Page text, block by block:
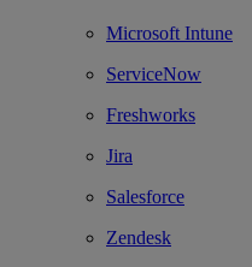
Microsoft Intune
ServiceNow
Freshworks
Jira
Salesforce
Zendesk